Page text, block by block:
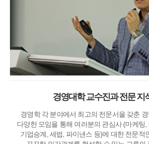
경영대학 교수진과 전문 지
경영학 각 분야에서 최고의 전문서을 갖춘
다양한 모임을 통해 여러분의 관심사 (마케팅,
기업승계, 세법, 파이낸스 등)에 대한 전문적